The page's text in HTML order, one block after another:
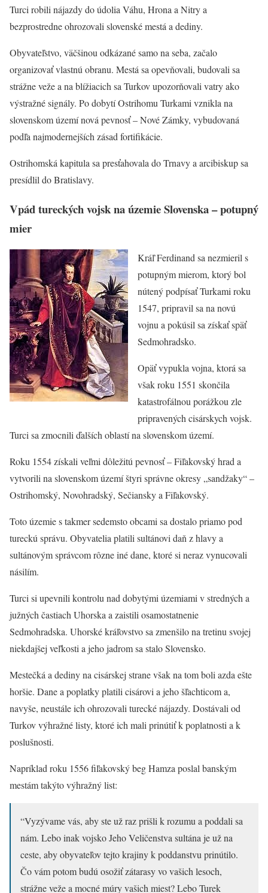
Turci robili nájazdy do údolia Váhu, Hrona a Nitry a
bezprostredne ohrozovali slovenské mestá a dediny.
Obyvateľstvo, väčšinou odkázané samo na seba, začalo
organizovať vlastnú obranu. Mestá sa opevňovali, budovali sa
strážne veže a na blížiacich sa Turkov upozorňovali vatry ako
výstražné signály. Po dobytí Ostrihomu Turkami vznikla na
slovenskom území nová pevnosť – Nové Zámky, vybudovaná
podľa najmodernejších zásad fortifikácie.
Ostrihomská kapitula sa presťahovala do Trnavy a arcibiskup sa
presídlil do Bratislavy.
Vpád tureckých vojsk na územie Slovenska – potupný
mier
Kráľ Ferdinand sa nezmieril s
potupným mierom, ktorý bol
nútený podpísať Turkami roku
1547, pripravil sa na novú
vojnu a pokúsil sa získať späť
Sedmohradsko.
Opäť vypukla vojna, ktorá sa
však roku 1551 skončila
katastrofálnou porážkou zle
pripravených cisárskych vojsk.
Turci sa zmocnili ďalších oblastí na slovenskom území.
Roku 1554 získali veľmi dôležitú pevnosť – Fiľakovský hrad a
vytvorili na slovenskom území štyri správne okresy „sandžaky“ –
Ostrihomský, Novohradský, Sečiansky a Fiľakovský.
Toto územie s takmer sedemsto obcami sa dostalo priamo pod
tureckú správu. Obyvatelia platili sultánovi daň z hlavy a
sultánovým správcom rôzne iné dane, ktoré si neraz vynucovali
násilím.
Turci si upevnili kontrolu nad dobytými územiami v stredných a
južných častiach Uhorska a zaistili osamostatnenie
Sedmohradska. Uhorské kráľovstvo sa zmenšilo na tretinu svojej
niekdajšej veľkosti a jeho jadrom sa stalo Slovensko.
Mestečká a dediny na cisárskej strane však na tom boli azda ešte
horšie. Dane a poplatky platili cisárovi a jeho šľachticom a,
navyše, neustále ich ohrozovali turecké nájazdy. Dostávali od
Turkov výhražné listy, ktoré ich mali prinútiť k poplatnosti a k
poslušnosti.
Napríklad roku 1556 fiľakovský beg Hamza poslal banským
mestám takýto výhražný list:
“Vyzývame vás, aby ste už raz prišli k rozumu a poddali sa
nám. Lebo inak vojsko Jeho Veličenstva sultána je už na
ceste, aby obyvateľov tejto krajiny k poddanstvu prinútilo.
Čo vám potom budú osožiť zátarasy vo vašich lesoch,
strážne veže a mocné múry vašich miest? Lebo Turek